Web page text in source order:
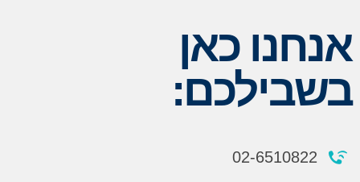
אנחנו כאן
בשבילכם:
02-6510822